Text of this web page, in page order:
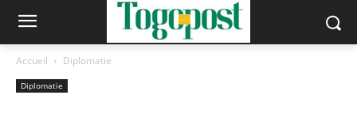
Accueil Diplomatie
Diplomatie